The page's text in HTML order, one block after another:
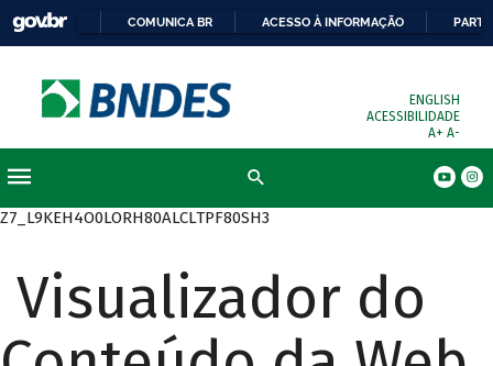
COMUNICA BR ACESSO À INFORMAÇÃO
ENGLISH
ACESSIBILIDADE
A+ A-
Z7_L9KEH4O0LORH80ALCLTPF80SH3
Visualizador do